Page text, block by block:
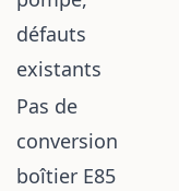
défauts
existants
Pas de
conversion
boîtier E85